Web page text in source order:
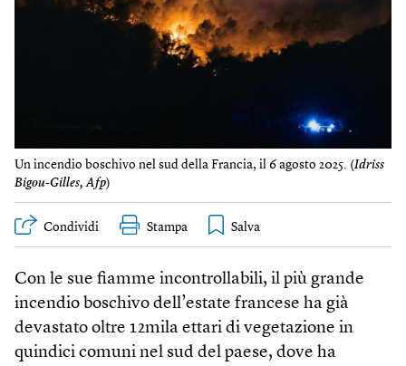
Un incendio boschivo nel sud della Francia, il 6 agosto 2025. (Idriss
Bigou-Gilles, Afp)
Condividi Stampa
Con le sue fiamme incontrollabili, il più grande
incendio boschivo dell’estate francese ha già
devastato oltre 12mila ettari di vegetazione in
quindici comuni nel sud del paese, dove ha